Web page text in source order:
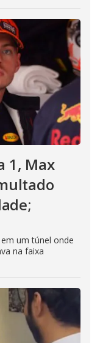
1, Max
um túnel onde
na faixa